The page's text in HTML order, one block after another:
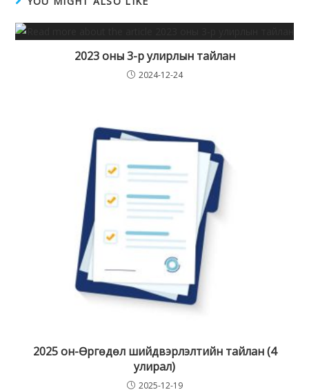
2023 оны 3-р улирлын тайлан
2024-12-24
2025 он-Өргөдөл шийдвэрлэлтийн тайлан (4
улирал)
2025-12-19